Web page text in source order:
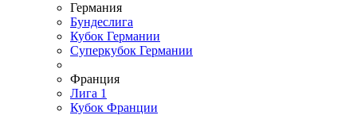
Германия
Бундеслига
Кубок Германии
Суперкубок Германии
Франция
Лига 1
Кубок Франции